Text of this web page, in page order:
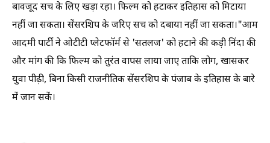
बावजूद सच के लिए खड़ा रहा। फिल्म को हटाकर इतिहास को मिटाया
नहीं जा सकता। सेंसरशिप के जरिए सच को दबाया नहीं जा सकता।"आम
आदमी पार्टी ने ओटीटी प्लेटफॉर्म से 'सतलज' को हटाने की कड़ी निंदा की
और मांग की कि फिल्म को तुरंत वापस लाया जाए ताकि लोग, खासकर
युवा पीढ़ी, बिना किसी राजनीतिक सेंसरशिप के पंजाब के इतिहास के बारे
में जान सकें।